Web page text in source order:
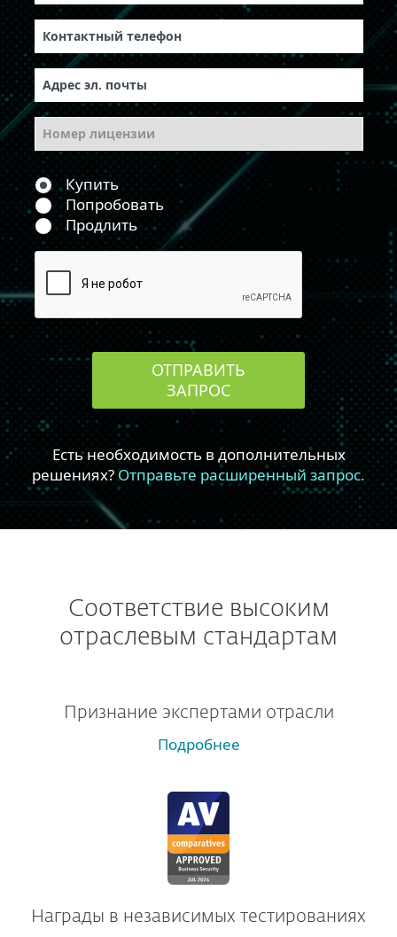
Соответствие высоким
отраслевым стандартам
Признание экспертами отрасли
Подробнее
Награды в независимых тестированиях